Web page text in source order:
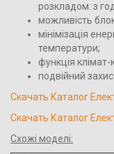
розкладом: з
можливість
мінімізація
температури;
функція клімат-
подвійний
Cкачать Каталог
Скачать Каталог
Схожі моделі: